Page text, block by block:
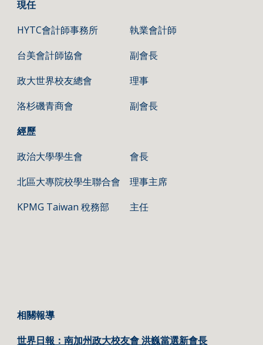
現任
HYTC會計師事務所
執業會計師
台美會計師協會
副會長
政大世界校友總會
理事
洛杉磯青商會
副會長
經歷
政治大學學生會
會長
北區大專院校學生聯合會
理事主席
KPMG Taiwan 稅務部
主任
相關報導
世界日報：南加州政大校友會 洪巍當選新會長